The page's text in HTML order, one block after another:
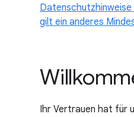
gilt ein anderes
Ihr Vertrauen hat für